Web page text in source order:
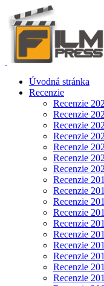
Úvodná stránka
Recenzie
Recenzie
Recenzie
Recenzie
Recenzie
Recenzie
Recenzie
Recenzie
Recenzie
Recenzie
Recenzie
Recenzie
Recenzie
Recenzie
Recenzie
Recenzie
Recenzie
Recenzie